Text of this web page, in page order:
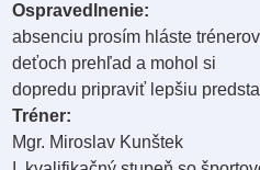
Ospravedlnenie:
absenciu prosím hláste
deťoch prehľad a mohol si
dopredu pripraviť lepšiu
Tréner:
Mgr. Miroslav Kunštek